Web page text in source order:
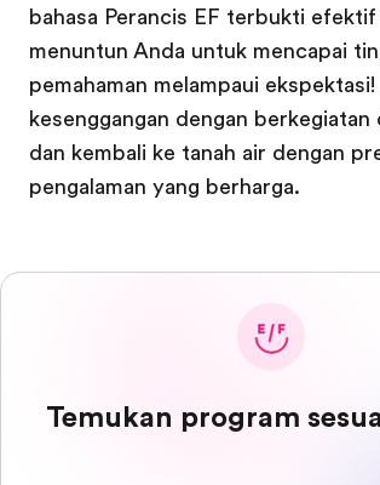
bahasa Perancis EF terbukti efektif
menuntun Anda untuk mencapai
pemahaman melampaui ekspektasi!
kesenggangan dengan berkegiatan
dan kembali ke tanah air dengan
pengalaman yang berharga.
Temukan program